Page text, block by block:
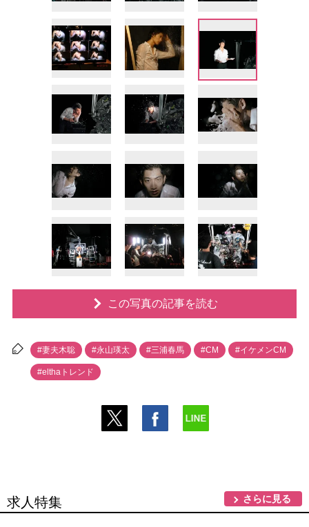
この写真の記事を読む
#妻夫木聡 #永山瑛太 #三浦春馬 #CM #イケメンCM
#elthaトレンド
求人特集 さらに見る